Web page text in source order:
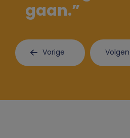
gaan.”
Vorige